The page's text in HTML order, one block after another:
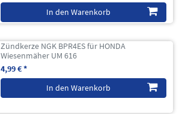
In den Warenkorb
Zündkerze NGK BPR4ES für HONDA
Wiesenmäher UM 616
4,99 € *
In den Warenkorb